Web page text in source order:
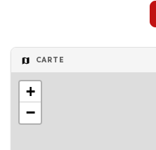
CARTE
+
−